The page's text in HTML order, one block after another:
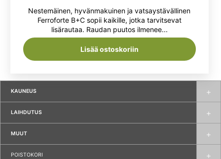
KAUNEUS
LAIHDUTUS
MUUT
POISTOKORI
hinta
oli:
16,90 €.
hinta
on:
13,90 €.
Nestemäinen, hyvänmakuinen ja vatsaystävällinen
Ferroforte B+C sopii kaikille, jotka tarvitsevat
lisärautaa. Raudan puutos ilmenee...
Lisää ostoskoriin